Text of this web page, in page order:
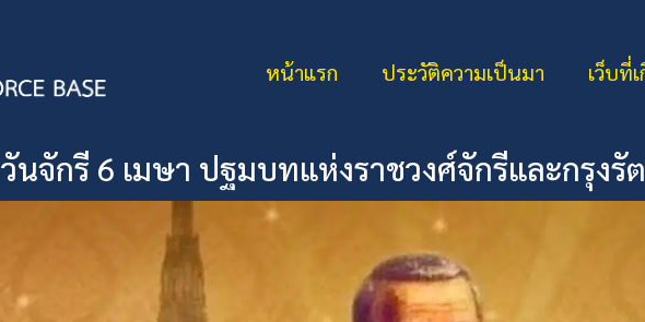
หน้าแรก ประวัติความเป็นมา เว็บที่
วันจักรี 6 เมษา ปฐมบทแห่งราชวงศ์จักรีและกรุงรั